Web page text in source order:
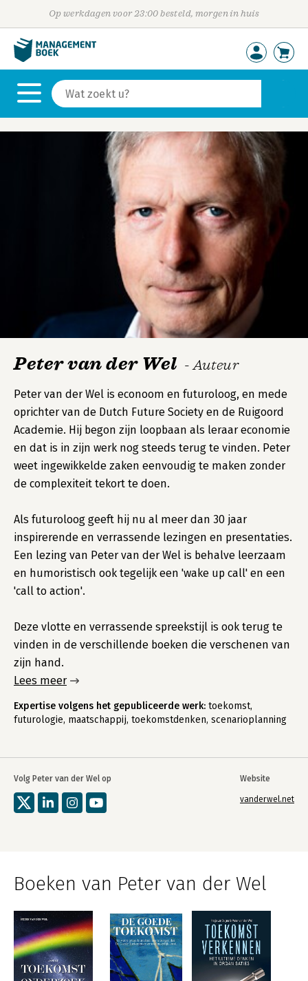
Op werkdagen voor 23:00 besteld, morgen in huis
Volg Peter van der Wel op Website
vanderwel.net
Peter van der Wel - Auteur
Peter van der Wel is econoom en futuroloog, en mede
oprichter van de Dutch Future Society en de Ruigoord
Academie. Hij begon zijn loopbaan als leraar economie
en dat is in zijn werk nog steeds terug te vinden. Peter
weet ingewikkelde zaken eenvoudig te maken zonder
de complexiteit tekort te doen.
Als futuroloog geeft hij nu al meer dan 30 jaar
inspirerende en verrassende lezingen en presentaties.
Een lezing van Peter van der Wel is behalve leerzaam
en humoristisch ook tegelijk een 'wake up call' en een
'call to action'.
Deze vlotte en verrassende spreekstijl is ook terug te
vinden in de verschillende boeken die verschenen van
zijn hand.
Lees meer
Expertise volgens het gepubliceerde werk: toekomst,
futurologie, maatschappij, toekomstdenken, scenarioplanning
Boeken van Peter van der Wel